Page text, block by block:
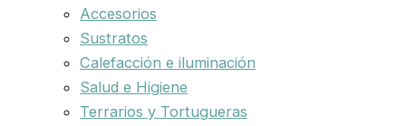
Accesorios
Sustratos
Calefacción e iluminación
Salud e Higiene
Terrarios y Tortugueras